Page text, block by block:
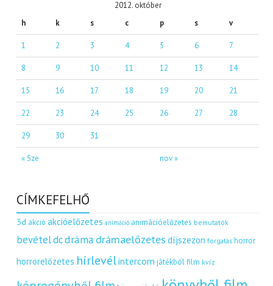
2012. október
h
k s c p s v
« Sze nov »
1 2 3 4 5 6 7
8 9 10 11 12 13 14
15 16 17 18 19 20 21
22 23 24 25 26 27 28
29 30 31
CÍMKEFELHŐ
3d akció akcióelőzetes animáció animációelőzetes bemutatók
bevételdcdráma drámaelőzetes díjszezon forgatás horror
horrorelőzetes hírlevélintercom játékból film kvíz